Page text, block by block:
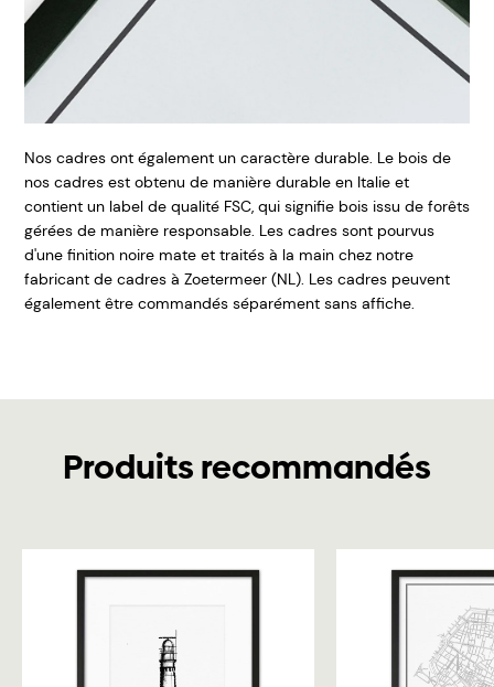
Nos cadres ont également un caractère durable. Le bois de
nos cadres est obtenu de manière durable en Italie et
contient un label de qualité FSC, qui signifie bois issu de forêts
gérées de manière responsable. Les cadres sont pourvus
d'une finition noire mate et traités à la main chez notre
fabricant de cadres à Zoetermeer (NL). Les cadres peuvent
également être commandés séparément sans affiche.
Produits recommandés